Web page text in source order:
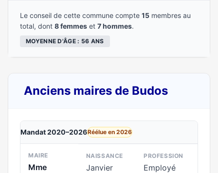
Le conseil de cette commune compte 15 membres au
total, dont 8 femmes et 7 hommes.
MOYENNE D'ÂGE : 56 ANS
Anciens maires de Budos
Mandat 2020–2026Réélue en 2026
MAIRE
Mme
NAISSANCE
Janvier
PROFESSION
Employé